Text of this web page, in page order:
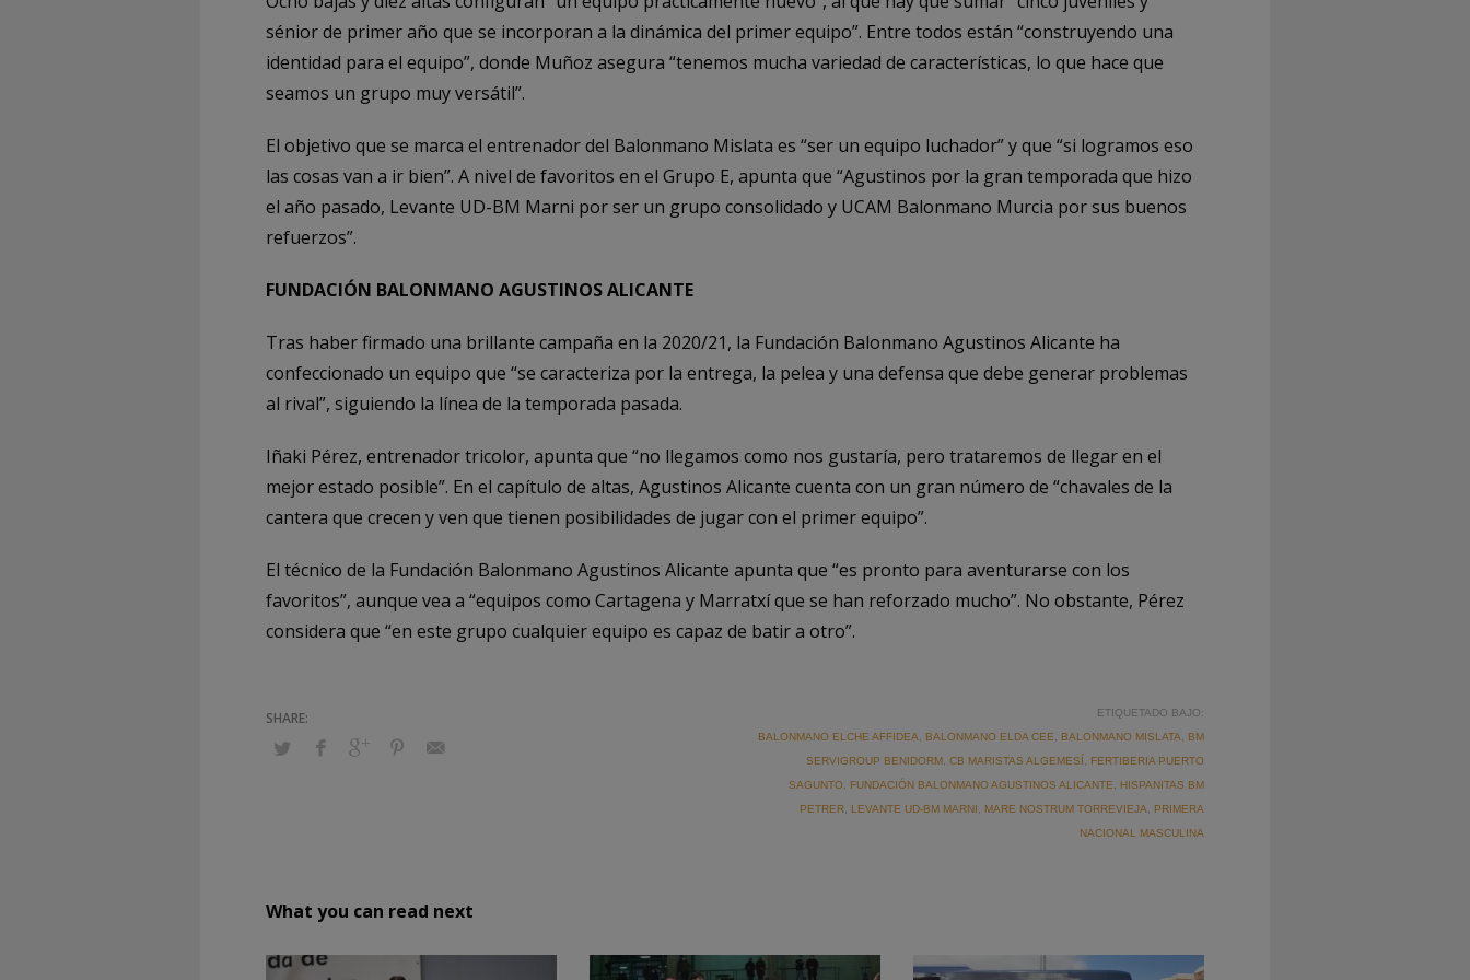
sénior de primer año que se incorporan a la dinámica del primer equipo”. Entre todos están “construyendo una
identidad para el equipo”, donde Muñoz asegura “tenemos mucha variedad de características, lo que hace que
seamos un grupo muy versátil”.
El objetivo que se marca el entrenador del Balonmano Mislata es “ser un equipo luchador” y que “si logramos eso
las cosas van a ir bien”. A nivel de favoritos en el Grupo E, apunta que “Agustinos por la gran temporada que hizo
el año pasado, Levante UD-BM Marni por ser un grupo consolidado y UCAM Balonmano Murcia por sus buenos
refuerzos”.
FUNDACIÓN BALONMANO AGUSTINOS ALICANTE
Tras haber firmado una brillante campaña en la 2020/21, la Fundación Balonmano Agustinos Alicante ha
confeccionado un equipo que “se caracteriza por la entrega, la pelea y una defensa que debe generar problemas
al rival”, siguiendo la línea de la temporada pasada.
Iñaki Pérez, entrenador tricolor, apunta que “no llegamos como nos gustaría, pero trataremos de llegar en el
mejor estado posible”. En el capítulo de altas, Agustinos Alicante cuenta con un gran número de “chavales de la
cantera que crecen y ven que tienen posibilidades de jugar con el primer equipo”.
El técnico de la Fundación Balonmano Agustinos Alicante apunta que “es pronto para aventurarse con los
favoritos”, aunque vea a “equipos como Cartagena y Marratxí que se han reforzado mucho”. No obstante, Pérez
considera que “en este grupo cualquier equipo es capaz de batir a otro”.
ETIQUETADO BAJO:
BALONMANO ELCHE AFFIDEA
BALONMANO ELDA CEE BALONMANO MISLATA
BM
SERVIGROUP BENIDORM CB MARISTAS ALGEMESÍ
FERTIBERIA PUERTO
SAGUNTO
FUNDACIÓN BALONMANO AGUSTINOS ALICANTE
HISPANITAS BM
PETRER
LEVANTE UD-BM MARNI MARE NOSTRUM TORREVIEJA
PRIMERA
NACIONAL MASCULINA
What you can read next